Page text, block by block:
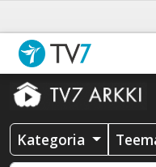
Kategoria